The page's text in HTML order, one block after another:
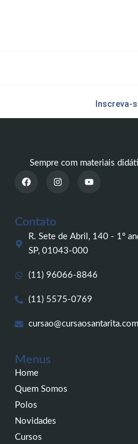
Inscreva-
Sempre com materiais
a
o
o
k
n
a
m
o
Contato
R. Sete de Abril, 140 - 1º
SP, 01043-000
(11) 96066-8846
(11) 5575-0769
Menus
Home
Quem Somos
Polos
Novidades
Cursos